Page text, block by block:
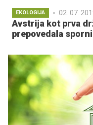
EKOLOGIJA 02. 07.
Avstrija kot prva
prepovedala